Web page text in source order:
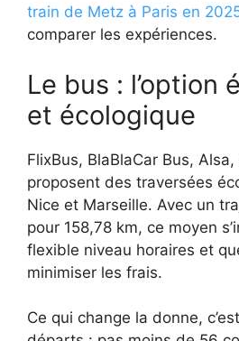
train de Metz à Paris en
comparer les expériences.
Le bus : l’option
et écologique
FlixBus, BlaBlaCar Bus,
proposent des traversées
Nice et Marseille. Avec un
pour 158,78 km, ce moyen
flexible niveau horaires et
minimiser les frais.
Ce qui change la donne,